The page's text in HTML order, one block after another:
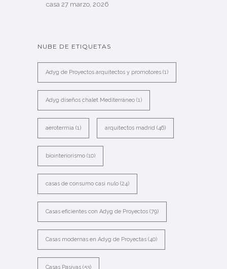
casa 27 marzo, 2026
NUBE DE ETIQUETAS
Adyg de Proyectos arquitectos y promotores (1)
Adyg diseños chalet Mediterráneo (1)
aerotermia (1) arquitectos madrid (46)
biointeriorismo (10)
casas de consumo casi nulo (24)
Casas eficientes con Adyg de Proyectos (79)
Casas modernas en Adyg de Proyectas (40)
Casas Pasivas (53)